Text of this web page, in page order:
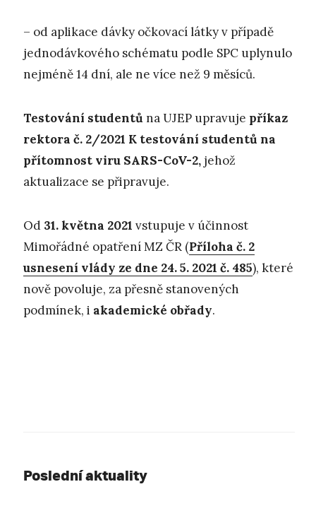
– od aplikace dávky očkovací látky v případě
jednodávkového schématu podle SPC uplynulo
nejméně 14 dní, ale ne více než 9 měsíců.
Testování studentů na UJEP upravuje příkaz
rektora č. 2/2021 K testování studentů na
přítomnost viru SARS-CoV-2, jehož
aktualizace se připravuje.
Od 31. května 2021 vstupuje v účinnost
Mimořádné opatření MZ ČR (Příloha č. 2
usnesení vlády ze dne 24. 5. 2021 č. 485), které
nově povoluje, za přesně stanovených
podmínek, i akademické obřady.
Poslední aktuality